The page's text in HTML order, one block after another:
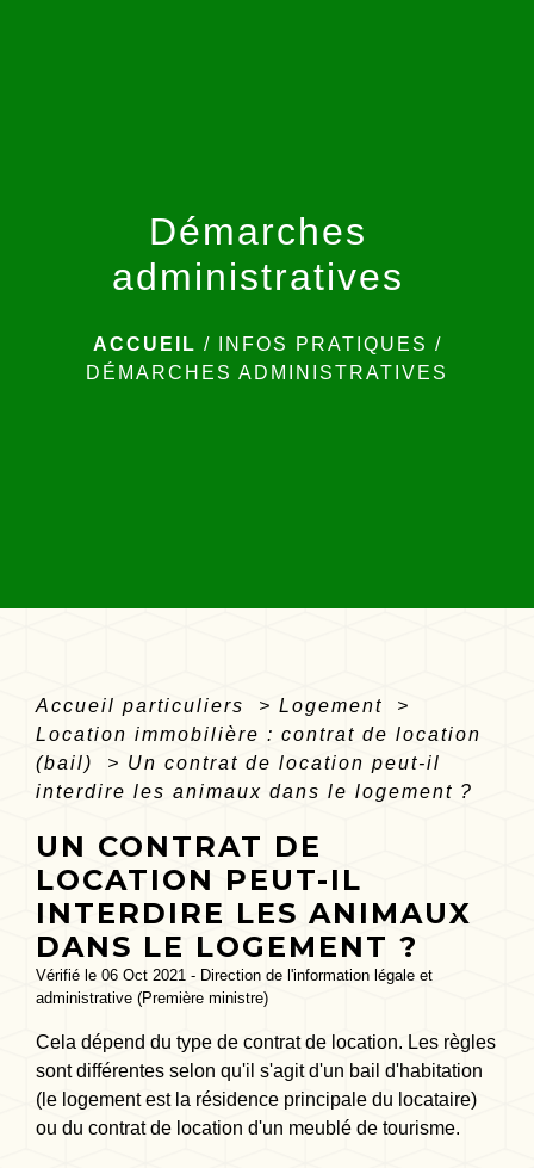
Démarches
administratives
ACCUEIL / INFOS PRATIQUES /
DÉMARCHES ADMINISTRATIVES
Accueil particuliers > Logement
>
Location immobilière : contrat de location
(bail)
> Un contrat de location peut-il
interdire les animaux dans le logement ?
UN CONTRAT DE
LOCATION PEUT-IL
INTERDIRE LES ANIMAUX
DANS LE LOGEMENT ?
Vérifié le 06 Oct 2021 - Direction de l'information légale et
administrative (Première ministre)
Cela dépend du type de contrat de location. Les règles
sont différentes selon qu'il s'agit d'un bail d'habitation
(le logement est la résidence principale du locataire)
ou du contrat de location d'un meublé de tourisme.